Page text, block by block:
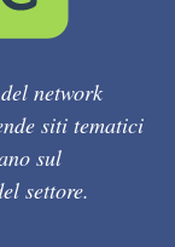
del network
siti tematici
sul
settore.